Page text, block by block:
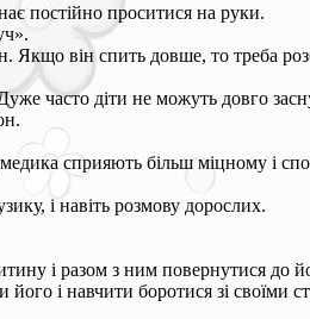
постійно проситися на руки.
Якщо він спить довше, то треба
часто діти не можуть довго
сприяють більш міцному і
і навіть розмову дорослих.
і разом з ним повернутися до
його і навчити боротися зі своїми